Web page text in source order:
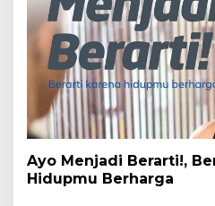
Ayo Menjadi Berarti!,
Hidupmu Berharga